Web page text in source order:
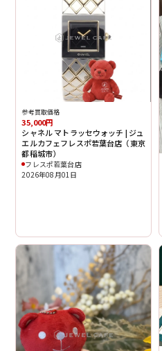
参考買取価格
35,000円
シャネル マトラッセウォッチ | ジュ
エルカフェフレスポ若葉台店（東京
都稲城市）
フレスポ若葉台店
2026年08月01日